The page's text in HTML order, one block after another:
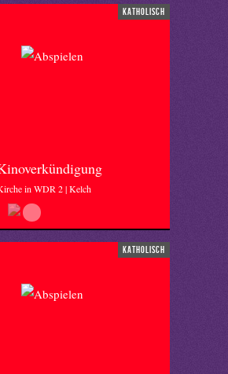
katholisch
in WDR 2 | Kelch
katholisch